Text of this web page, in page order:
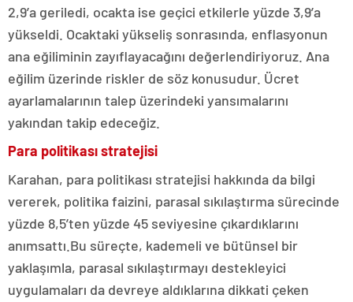
2,9’a geriledi, ocakta ise geçici etkilerle yüzde 3,9’a
yükseldi. Ocaktaki yükseliş sonrasında, enflasyonun
ana eğiliminin zayıflayacağını değerlendiriyoruz. Ana
eğilim üzerinde riskler de söz konusudur. Ücret
ayarlamalarının talep üzerindeki yansımalarını
yakından takip edeceğiz.
Para politikası stratejisi
Karahan, para politikası stratejisi hakkında da bilgi
vererek, politika faizini, parasal sıkılaştırma sürecinde
yüzde 8,5’ten yüzde 45 seviyesine çıkardıklarını
anımsattı.Bu süreçte, kademeli ve bütünsel bir
yaklaşımla, parasal sıkılaştırmayı destekleyici
uygulamaları da devreye aldıklarına dikkati çeken